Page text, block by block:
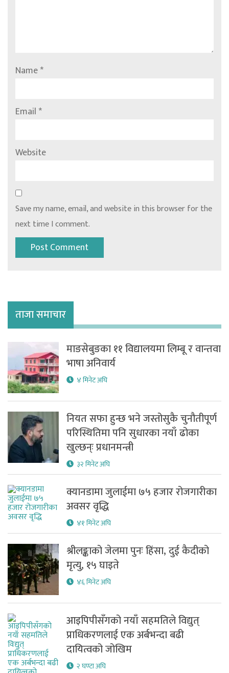
Name*
Email*
Website
Save my name, email, and website in this browser for the
next time I comment.
ताजा समाचार
माङसेबुङका ११ विद्यालयमा लिम्बू र वान्तवा
भाषा अनिवार्य
४ मिनेट अघि
नियत सफा हुन्छ भने जस्तोसुकै चुनौतीपूर्ण
परिस्थितिमा पनि सुधारका नयाँ ढोका
खुल्छन्ः प्रधानमन्त्री
३२ मिनेट अघि
क्यानडामा जुलाईमा ७५ हजार रोजगारीका
अवसर वृद्धि
४१ मिनेट अघि
श्रीलङ्काको जेलमा पुनः हिंसा, दुई कैदीको
मृत्यु, १५ घाइते
४६ मिनेट अघि
आइपिपीसँगको नयाँ सहमतिले विद्युत्
प्राधिकरणलाई एक अर्बभन्दा बढी
दायित्वको जोखिम
२ घण्टा अघि